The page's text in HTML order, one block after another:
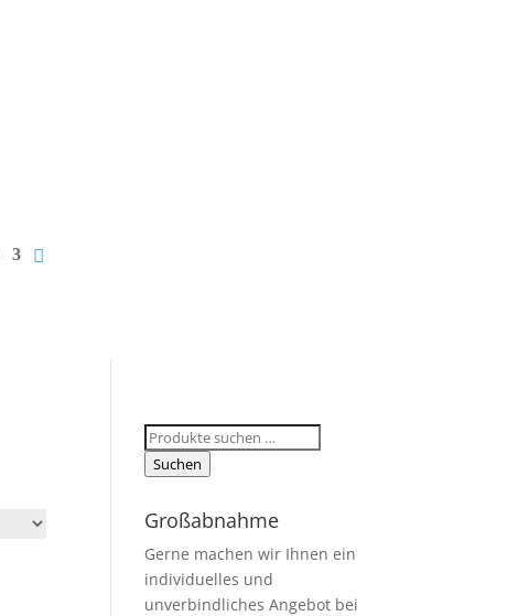
Suchen
nach:
Suchen
Großabnahme
Gerne machen wir Ihnen ein
individuelles und
unverbindliches Angebot bei